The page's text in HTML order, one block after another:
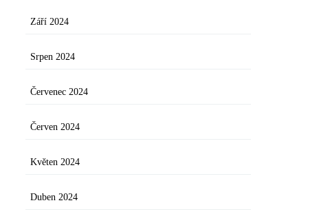
Září 2024
Srpen 2024
Červenec 2024
Červen 2024
Květen 2024
Duben 2024